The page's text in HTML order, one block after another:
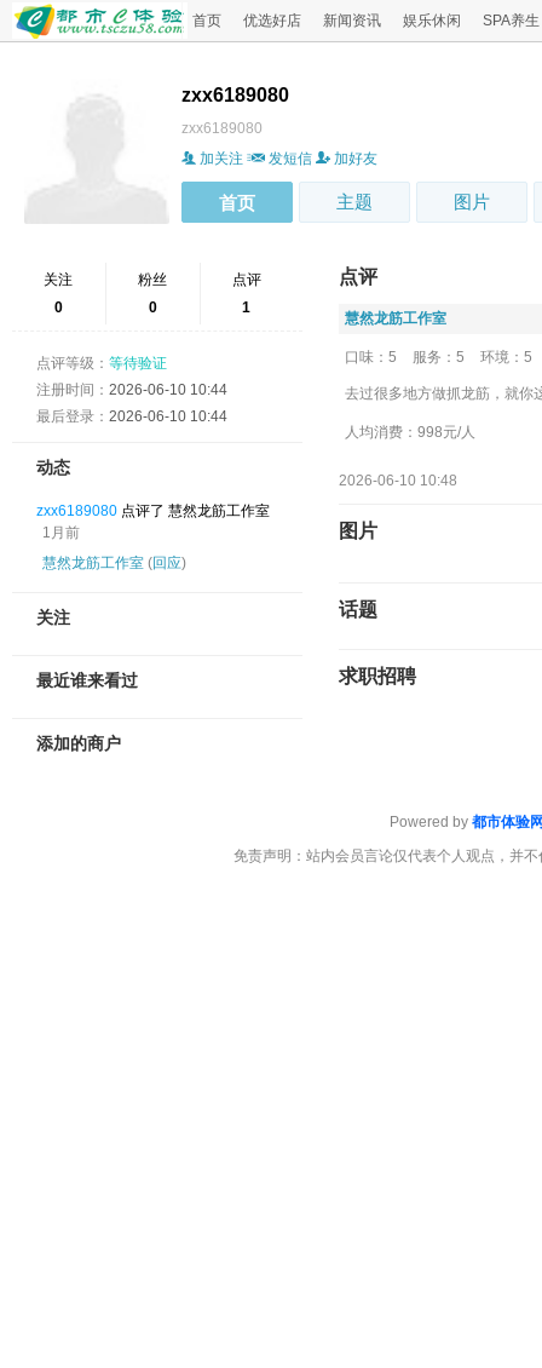
首页 优选好店 新闻资讯 娱乐休闲 SPA养生
zxx6189080
zxx6189080
加关注
发短信 加好友
首页 主题 图片
关注
0
粉丝
0
点评
1
点评等级： 等待验证
注册时间： 2026-06-10 10:44
最后登录： 2026-06-10 10:44
动态
zxx6189080 点评了 慧然龙筋工作室
1月前
慧然龙筋工作室 (回应)
关注
最近谁来看过
添加的商户
点评
慧然龙筋工作室
口味：5 服务：5 环境：5
去过很多地方做抓龙筋，就你
人均消费：998元/人
2026-06-10 10:48
图片
话题
求职招聘
Powered by 都市体验
免责声明：站内会员言论仅代表个人观点，并